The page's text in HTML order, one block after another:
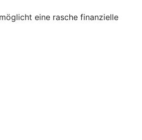
eine rasche finanzielle